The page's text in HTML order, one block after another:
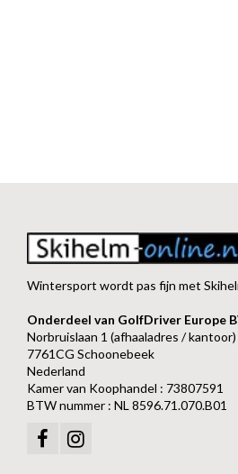
Wintersport wordt pas fijn met
Onderdeel van GolfDriver Europe
Norbruislaan 1 (afhaaladres / kantoor)
7761CG Schoonebeek
Nederland
Kamer van Koophandel : 73807591
BTW nummer : NL 8596.71.070.B01